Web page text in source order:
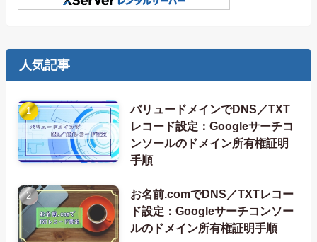
人気記事
バリュードメインでDNS／TXT
レコード設定：Googleサーチコ
ンソールのドメイン所有権証明
手順
お名前.comでDNS／TXTレコー
ド設定：Googleサーチコンソー
ルのドメイン所有権証明手順